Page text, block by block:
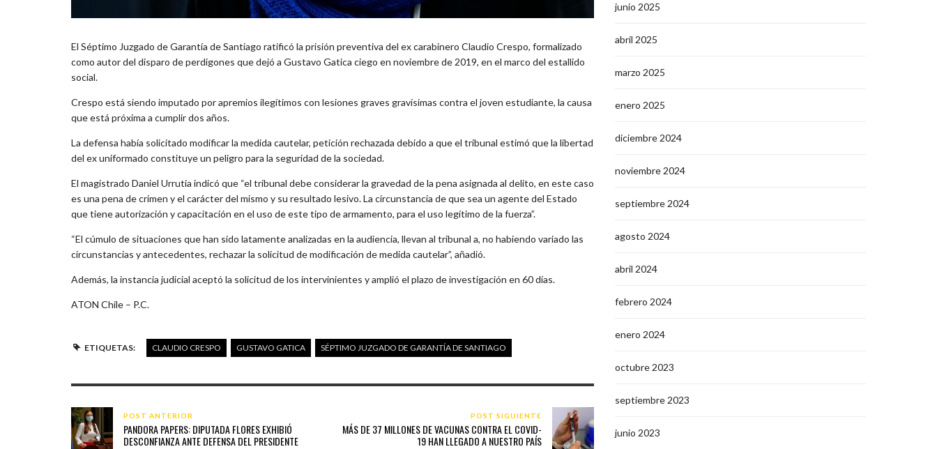
El Séptimo Juzgado de Garantía de Santiago ratificó la prisión preventiva del ex carabinero Claudio Crespo, formalizado
como autor del disparo de perdigones que dejó a Gustavo Gatica ciego en noviembre de 2019, en el marco del estallido
social.
Crespo está siendo imputado por apremios ilegítimos con lesiones graves gravísimas contra el joven estudiante, la causa
que está próxima a cumplir dos años.
La defensa había solicitado modificar la medida cautelar, petición rechazada debido a que el tribunal estimó que la libertad
del ex uniformado constituye un peligro para la seguridad de la sociedad.
El magistrado Daniel Urrutia indicó que “el tribunal debe considerar la gravedad de la pena asignada al delito, en este caso
es una pena de crimen y el carácter del mismo y su resultado lesivo. La circunstancia de que sea un agente del Estado
que tiene autorización y capacitación en el uso de este tipo de armamento, para el uso legítimo de la fuerza”.
“El cúmulo de situaciones que han sido latamente analizadas en la audiencia, llevan al tribunal a, no habiendo variado las
circunstancias y antecedentes, rechazar la solicitud de modificación de medida cautelar”, añadió.
Además, la instancia judicial aceptó la solicitud de los intervinientes y amplió el plazo de investigación en 60 días.
ATON Chile – P.C.
ETIQUETAS: CLAUDIO CRESPO GUSTAVO GATICA SÉPTIMO JUZGADO DE GARANTÍA DE SANTIAGO
POST ANTERIOR
PANDORA PAPERS: DIPUTADA FLORES EXHIBIÓ
DESCONFIANZA ANTE DEFENSA DEL PRESIDENTE
POST SIGUIENTE
MÁS DE 37 MILLONES DE VACUNAS CONTRA EL COVID-
19 HAN LLEGADO A NUESTRO PAÍS
junio 2025
abril 2025
marzo 2025
enero 2025
diciembre 2024
noviembre 2024
septiembre 2024
agosto 2024
abril 2024
febrero 2024
enero 2024
octubre 2023
septiembre 2023
junio 2023